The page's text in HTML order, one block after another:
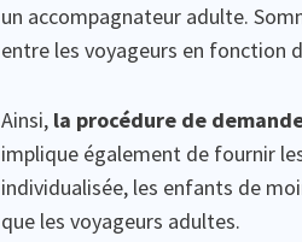
un accompagnateur adulte.
entre les voyageurs en fonction
Ainsi, la procédure de
implique également de fournir
individualisée, les enfants de
que les voyageurs adultes.